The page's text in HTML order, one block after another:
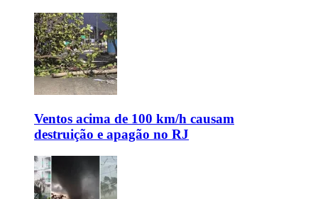
Ventos acima de 100 km/h causam
destruição e apagão no RJ